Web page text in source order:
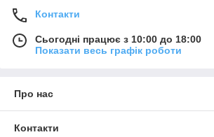
Контакти
Сьогодні працює з 10:00 до 18:00
Показати весь графік роботи
Про нас
Контакти